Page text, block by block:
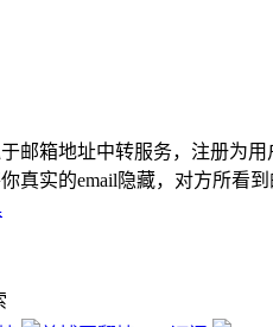
邮箱地址中转服务，注册为
真实的email隐藏，对方所